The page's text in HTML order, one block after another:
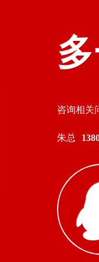
咨询相关
朱总